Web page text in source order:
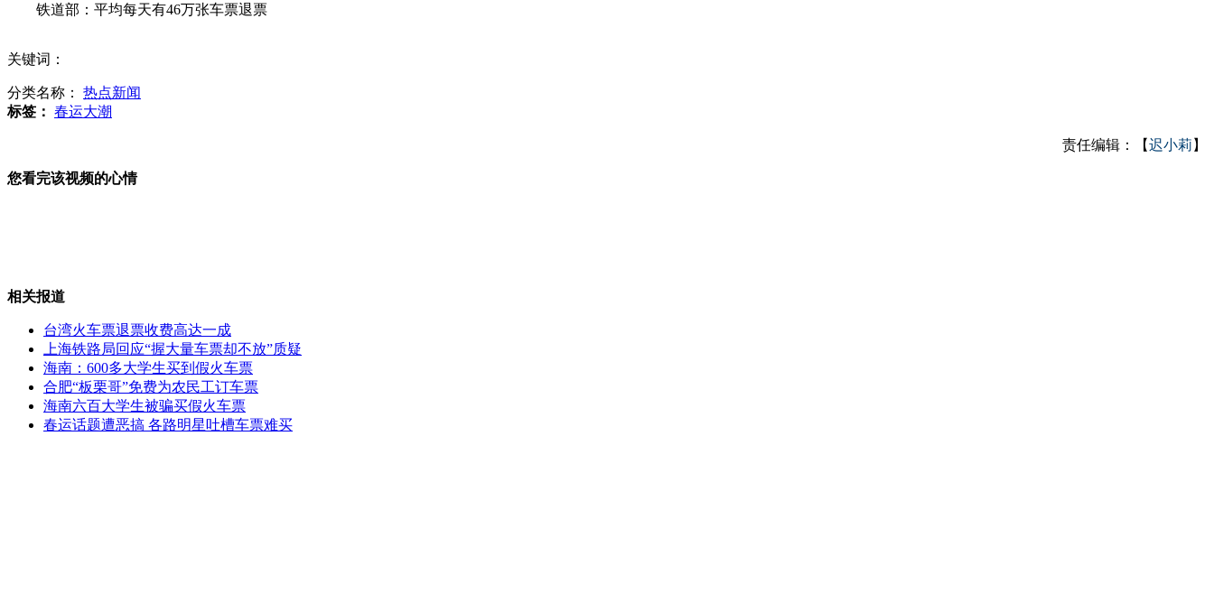
快递员将物品放门缝写"门把手"签收
新手撞倒电线杆 交警托举电线3小时
山西运城恶犬咬伤多人 警民合力深夜将其击毙
女孩北京地铁殴打老人 痛下狠手拳打脚踢
铁道部：平均每天有46万张车票退票
关键词：
分类名称： 热点新闻
标签： 春运大潮
责任编辑：【迟小莉 】
您看完该视频的心情
相关报道
台湾火车票退票收费高达一成
上海铁路局回应“握大量车票却不放”质疑
海南：600多大学生买到假火车票
合肥“板栗哥”免费为农民工订车票
海南六百大学生被骗买假火车票
春运话题遭恶搞 各路明星吐槽车票难买